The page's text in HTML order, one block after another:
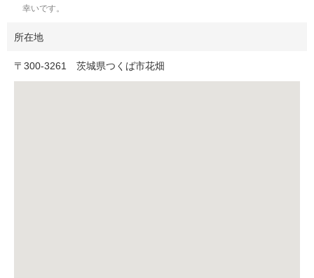
幸いです。
所在地
〒 300-3261 茨城県つくば市花畑